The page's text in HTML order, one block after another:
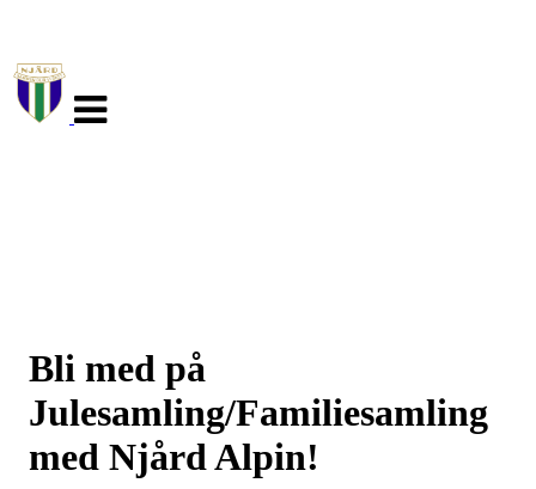
navigasjon
Bli med på
Julesamling/Familiesamling
med Njård Alpin!